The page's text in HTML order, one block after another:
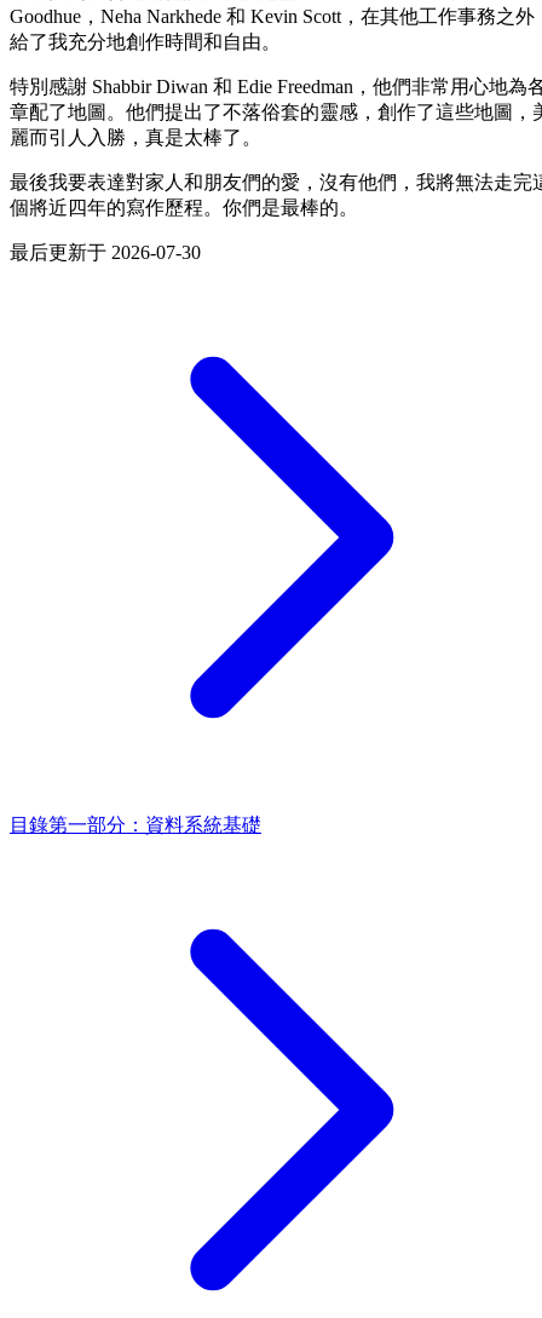
Goodhue，Neha Narkhede 和 Kevin Scott，在其他工作事務之外
給了我充分地創作時間和自由。
特別感謝 Shabbir Diwan 和 Edie Freedman，他們非常用心地為
章配了地圖。他們提出了不落俗套的靈感，創作了這些地圖，
麗而引人入勝，真是太棒了。
最後我要表達對家人和朋友們的愛，沒有他們，我將無法走完
個將近四年的寫作歷程。你們是最棒的。
最后更新于 2026-07-30
目錄第一部分：資料系統基礎